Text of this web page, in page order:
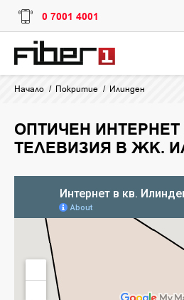
0 7001 4001
Начало Покритие Илинден
ОПТИЧЕН
ТЕЛЕВИЗИЯ В ЖК.